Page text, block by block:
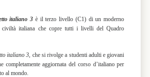
italiano 3 è il terzo livello (C1) di un moderno
italiana che copre tutti i livelli del Quadro
italiano 3, che si rivolge a studenti adulti e giovani
completamente aggiornata del corso d’italiano per
al mondo.